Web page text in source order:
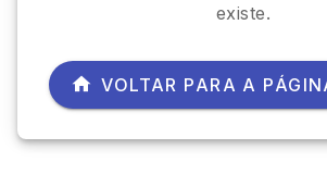
existe.
VOLTAR PARA A